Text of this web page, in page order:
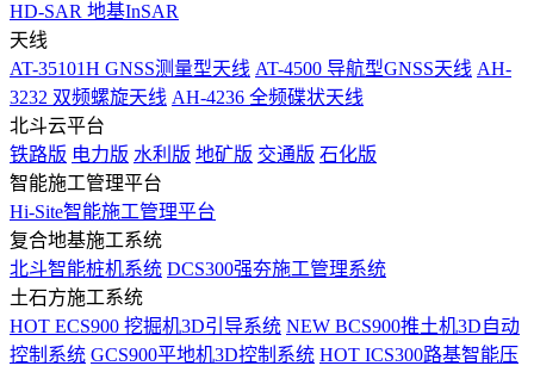
HD-SAR 地基InSAR
天线
AT-35101H GNSS测量型天线 AT-4500 导航型GNSS天线 AH-
3232 双频螺旋天线 AH-4236 全频碟状天线
北斗云平台
铁路版 电力版 水利版 地矿版 交通版 石化版
智能施工管理平台
Hi-Site智能施工管理平台
复合地基施工系统
北斗智能桩机系统 DCS300强夯施工管理系统
土石方施工系统
HOT ECS900 挖掘机3D引导系统 NEW BCS900推土机3D自动
控制系统 GCS900平地机3D控制系统 HOT ICS300路基智能压